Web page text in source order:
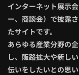
インターネット展示
ー、商談会）で披露
たサイトです。
あらゆる産業分野の
し、販路拡大や新し
伝いをしたいとの思